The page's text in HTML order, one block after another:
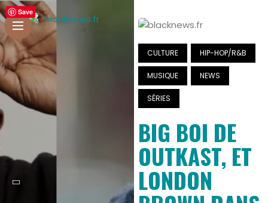
CULTURE HIP-HOP/R&B
MUSIQUE NEWS
SÉRIES
BIG BOI DE
OUTKAST, ET
LONDON
Save